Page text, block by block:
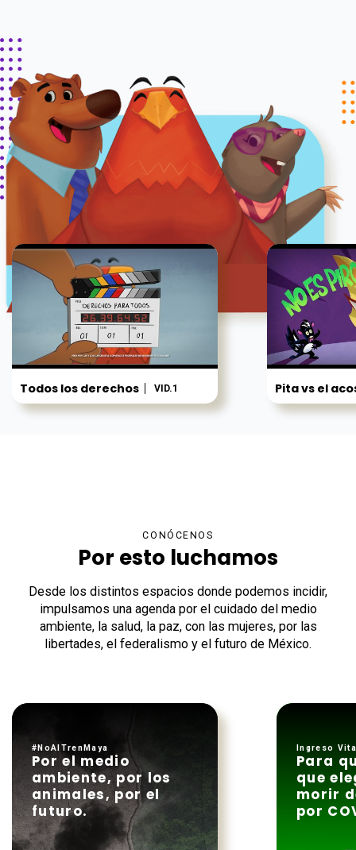
Todos los derechos VID.1 Pita vs el
CONÓCENOS
Por esto luchamos
Desde los distintos espacios donde podemos incidir,
impulsamos una agenda por el cuidado del medio
ambiente, la salud, la paz, con las mujeres, por las
libertades, el federalismo y el futuro de México.
#NoAlTrenMaya
Por el medio
ambiente, por los
animales, por el
futuro.
Ingreso
Para
que
morir
por